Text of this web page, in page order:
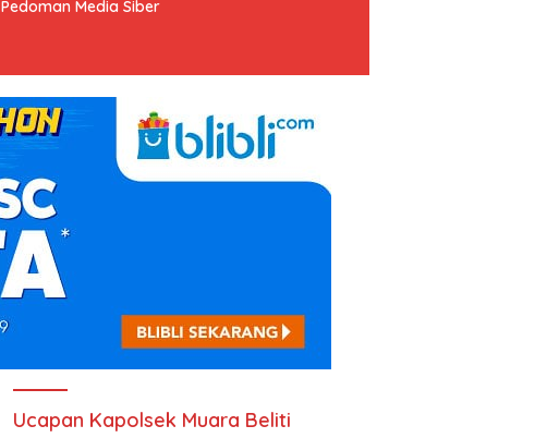
Pedoman Media Siber
Ucapan Kapolsek Muara Beliti